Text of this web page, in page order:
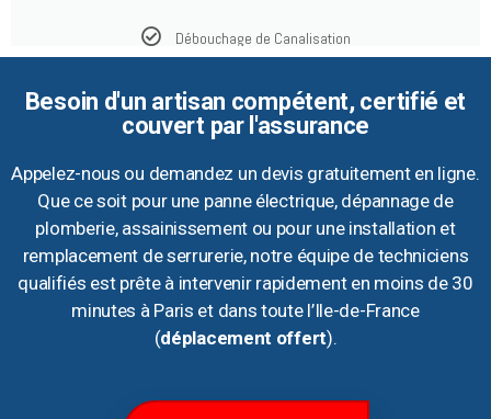
Débouchage de Canalisation
Besoin d'un artisan compétent, certifié et
couvert par l'assurance
Appelez-nous ou demandez un devis gratuitement en ligne.
Que ce soit pour une panne électrique, dépannage de
plomberie, assainissement ou pour une installation et
remplacement de serrurerie, notre équipe de techniciens
qualifiés est prête à intervenir rapidement en moins de 30
minutes à Paris et dans toute l’Ile-de-France
(déplacement offert).